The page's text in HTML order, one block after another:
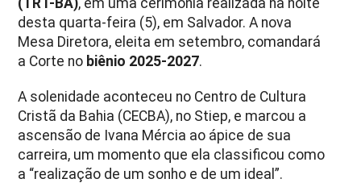
desta quarta-feira (5), em Salvador. A nova
Mesa Diretora, eleita em setembro, comandará
a Corte no biênio 2025-2027.
A solenidade aconteceu no Centro de Cultura
Cristã da Bahia (CECBA), no Stiep, e marcou a
ascensão de Ivana Mércia ao ápice de sua
carreira, um momento que ela classificou como
a “realização de um sonho e de um ideal”.